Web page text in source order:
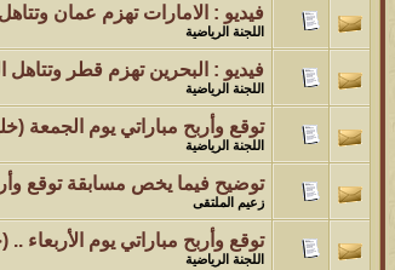
فيديو : الامارات تهزم عمان وتتاهل
اللجنة الرياضية
فيديو : البحرين تهزم قطر وتتاهل
اللجنة الرياضية
توقع وأربح مباراتي يوم الجمعة
اللجنة الرياضية
توضيح فيما يخص مسابقة توقع
زعيم الملتقى
توقع وأربح مباراتي يوم الأربعاء ..
اللجنة الرياضية